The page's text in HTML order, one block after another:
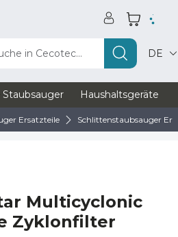
in Cecotec... DE
Staubsauger Haushaltsgeräte
Ersatzteile Schlittenstaubsauger
Multicyclonic
Zyklonfilter